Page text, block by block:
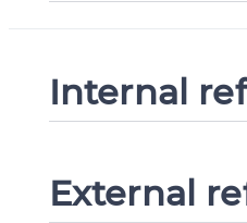
Internal
External